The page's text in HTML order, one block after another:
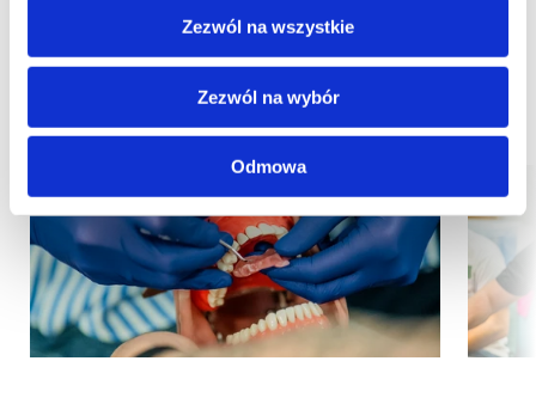
Zezwól na wszystkie
Zezwól na wybór
Odmowa
Zdjęcia z poprzedniej
edycji